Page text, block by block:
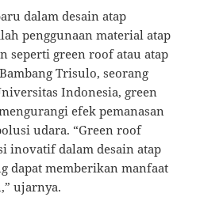
dalam desain atap
penggunaan material atap
seperti green roof atau atap
Trisulo, seorang
Indonesia, green
efek pemanasan
udara. “Green roof
inovatif dalam desain atap
dapat memberikan manfaat
ujarnya.